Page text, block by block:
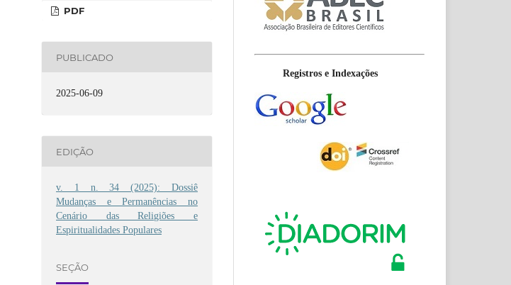
PDF
PUBLICADO
2025-06-09
EDIÇÃO
v. 1 n. 34 (2025): Dossiê
Mudanças e Permanências no
Cenário das Religiões e
Espiritualidades Populares
SEÇÃO
Registros e Indexações